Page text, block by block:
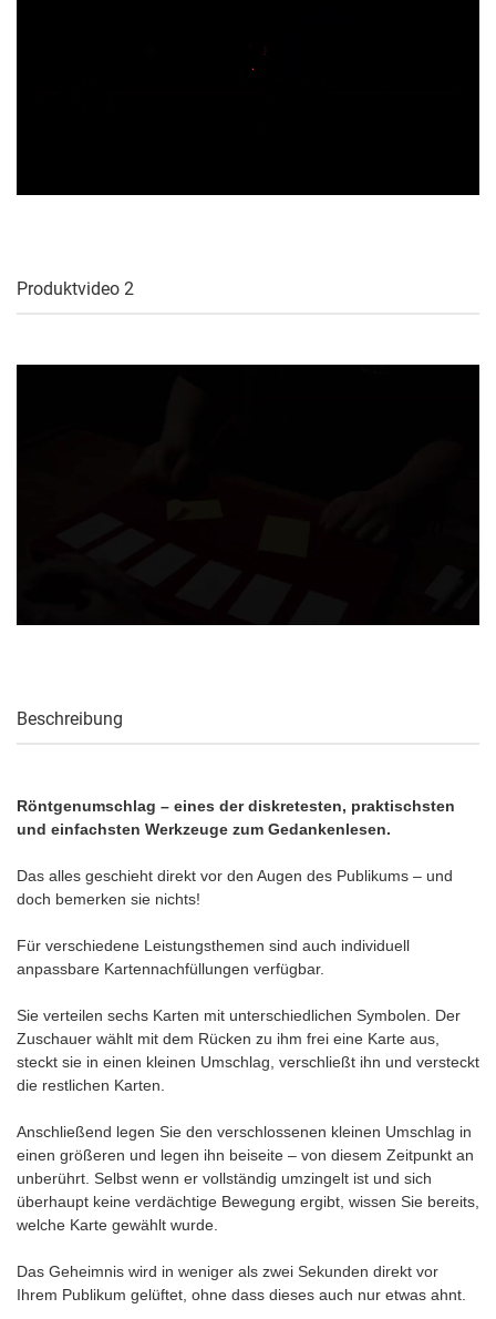
Produktvideo 2
Beschreibung
Röntgenumschlag – eines der diskretesten, praktischsten
und einfachsten Werkzeuge zum Gedankenlesen.
Das alles geschieht direkt vor den Augen des Publikums – und
doch bemerken sie nichts!
Für verschiedene Leistungsthemen sind auch individuell
anpassbare Kartennachfüllungen verfügbar.
Sie verteilen sechs Karten mit unterschiedlichen Symbolen. Der
Zuschauer wählt mit dem Rücken zu ihm frei eine Karte aus,
steckt sie in einen kleinen Umschlag, verschließt ihn und versteckt
die restlichen Karten.
Anschließend legen Sie den verschlossenen kleinen Umschlag in
einen größeren und legen ihn beiseite – von diesem Zeitpunkt an
unberührt. Selbst wenn er vollständig umzingelt ist und sich
überhaupt keine verdächtige Bewegung ergibt, wissen Sie bereits,
welche Karte gewählt wurde.
Das Geheimnis wird in weniger als zwei Sekunden direkt vor
Ihrem Publikum gelüftet, ohne dass dieses auch nur etwas ahnt.